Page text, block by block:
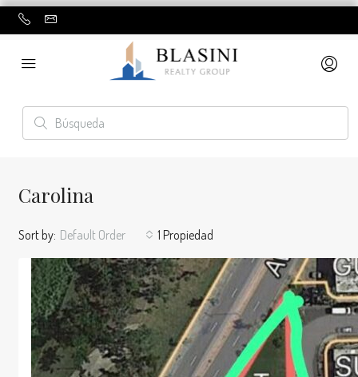
Carolina
1 Propiedad
Sort by: Default Order